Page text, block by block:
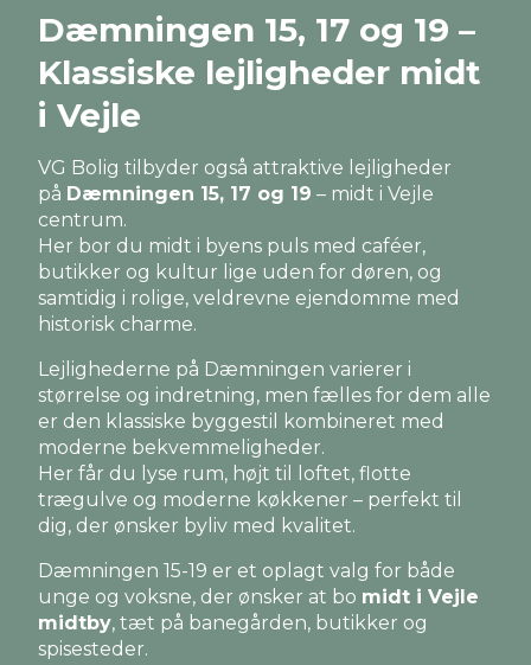
Dæmningen 15, 17 og 19 –
Klassiske lejligheder midt
i Vejle
VG Bolig tilbyder også attraktive lejligheder
på Dæmningen 15, 17 og 19 – midt i Vejle
centrum.
Her bor du midt i byens puls med caféer,
butikker og kultur lige uden for døren, og
samtidig i rolige, veldrevne ejendomme med
historisk charme.
Lejlighederne på Dæmningen varierer i
størrelse og indretning, men fælles for dem alle
er den klassiske byggestil kombineret med
moderne bekvemmeligheder.
Her får du lyse rum, højt til loftet, flotte
trægulve og moderne køkkener – perfekt til
dig, der ønsker byliv med kvalitet.
Dæmningen 15-19 er et oplagt valg for både
unge og voksne, der ønsker at bo midt i Vejle
midtby, tæt på banegården, butikker og
spisesteder.